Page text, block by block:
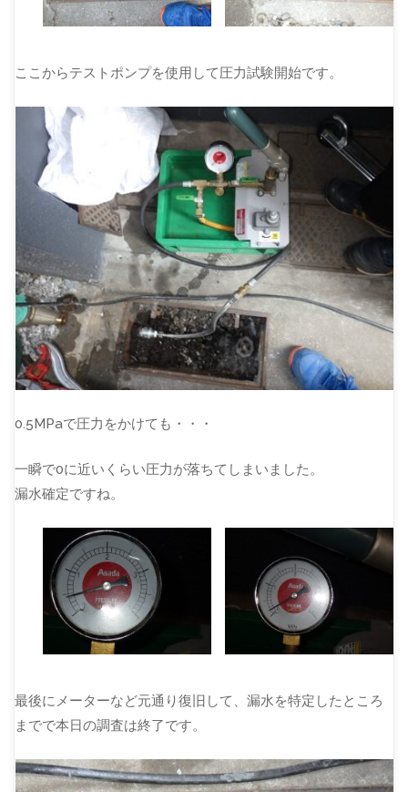
ここからテストポンプを使用して圧力試験開始です。
0.5MPaで圧力をかけても・・・
一瞬で0に近いくらい圧力が落ちてしまいました。
漏水確定ですね。
最後にメーターなど元通り復旧して、漏水を特定したところ
までで本日の調査は終了です。